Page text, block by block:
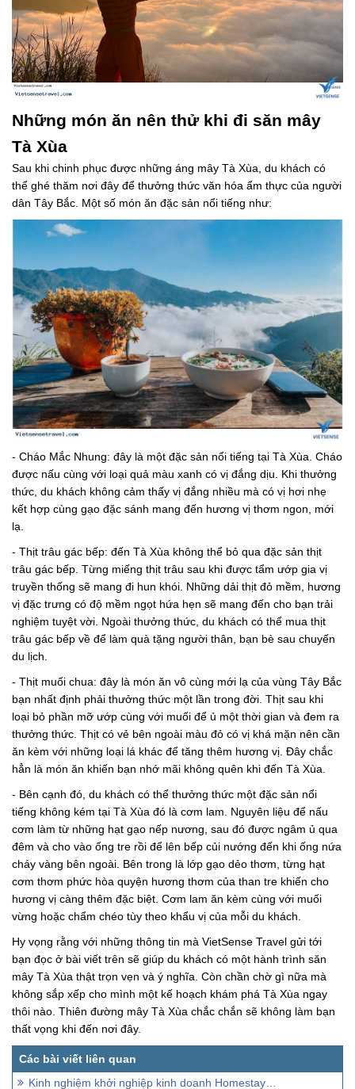
Những món ăn nên thử khi đi săn mây
Tà Xùa
Sau khi chinh phục được những áng mây Tà Xùa, du khách có
thể ghé thăm nơi đây để thưởng thức văn hóa ẩm thực của người
dân Tây Bắc. Một số món ăn đặc sản nổi tiếng như:
- Cháo Mắc Nhung: đây là một đặc sản nổi tiếng tại Tà Xùa. Cháo
được nấu cùng với loại quả màu xanh có vị đắng dịu. Khi thưởng
thức, du khách không cảm thấy vị đắng nhiều mà có vị hơi nhẹ
kết hợp cùng gạo đặc sánh mang đến hương vị thơm ngon, mới
lạ.
- Thịt trâu gác bếp: đến Tà Xùa không thể bỏ qua đặc sản thịt
trâu gác bếp. Từng miếng thịt trâu sau khi được tẩm ướp gia vị
truyền thống sẽ mang đi hun khói. Những dải thịt đỏ mềm, hương
vị đặc trưng có độ mềm ngọt hứa hẹn sẽ mang đến cho bạn trải
nghiệm tuyệt vời. Ngoài thưởng thức, du khách có thể mua thịt
trâu gác bếp về để làm quà tặng người thân, bạn bè sau chuyến
du lịch.
- Thịt muối chua: đây là món ăn vô cùng mới lạ của vùng Tây Bắc
bạn nhất định phải thưởng thức một lần trong đời. Thịt sau khi
loại bỏ phần mỡ ướp cùng với muối để ủ một thời gian và đem ra
thưởng thức. Thịt có vẻ bên ngoài màu đỏ có vị khá mặn nên cần
ăn kèm với những loại lá khác để tăng thêm hương vị. Đây chắc
hẳn là món ăn khiến bạn nhớ mãi không quên khi đến Tà Xùa.
- Bên cạnh đó, du khách có thể thưởng thức một đặc sản nổi
tiếng không kém tại Tà Xùa đó là cơm lam. Nguyên liệu để nấu
cơm làm từ những hạt gạo nếp nương, sau đó được ngâm ủ qua
đêm và cho vào ống tre rồi để lên bếp củi nướng đến khi ống nứa
cháy vàng bên ngoài. Bên trong là lớp gạo dẻo thơm, từng hạt
cơm thơm phức hòa quyện hương thơm của than tre khiến cho
hương vị càng thêm đặc biệt. Cơm lam ăn kèm cùng với muối
vừng hoặc chẩm chéo tùy theo khẩu vị của mỗi du khách.
Hy vọng rằng với những thông tin mà VietSense Travel gửi tới
bạn đọc ở bài viết trên sẽ giúp du khách có một hành trình săn
mây Tà Xùa thật trọn vẹn và ý nghĩa. Còn chần chờ gì nữa mà
không sắp xếp cho mình một kế hoạch khám phá Tà Xùa ngay
thôi nào. Thiên đường mây Tà Xùa chắc chắn sẽ không làm bạn
thất vọng khi đến nơi đây.
Kinh nghiệm khởi nghiệp kinh doanh Homestay du lịch